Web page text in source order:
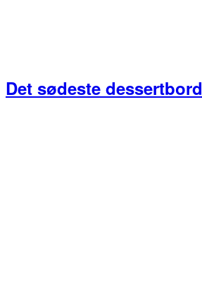
Det sødeste dessertbord